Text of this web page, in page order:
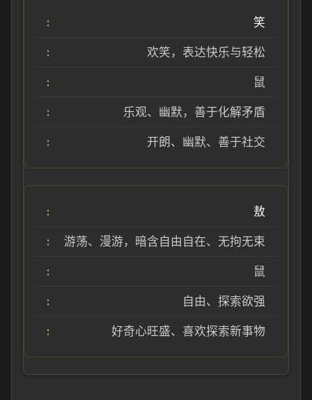
笑
欢笑，表达快乐与轻松
鼠
乐观、幽默，善于化解矛盾
开朗、幽默、善于社交
敖
游荡、漫游，暗含自由自在、无拘无束
鼠
自由、探索欲强
好奇心旺盛、喜欢探索新事物